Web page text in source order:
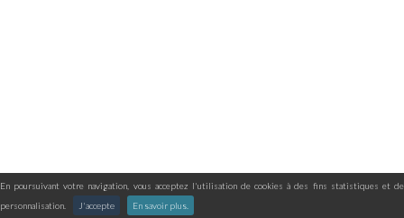
En poursuivant votre navigation, vous acceptez l'utilisation de cookies à des fins statistiques et de
personnalisation.
J'accepte En savoir plus.